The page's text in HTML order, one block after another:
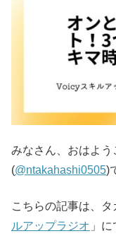
みなさん、おはよ
(@ntakahashi0505)
こちらの記事は、タ
ルアップラジオ 」